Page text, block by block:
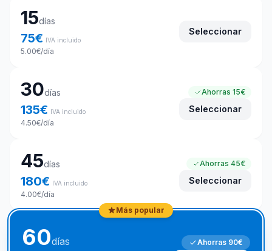
15días
75€ IVA incluido
5.00€/día
Seleccionar
30días
135€ IVA incluido
4.50€/día
Ahorras 15€
Seleccionar
45días
180€ IVA incluido
4.00€/día
Ahorras 45€
Seleccionar
Más popular
60días Ahorras 90€